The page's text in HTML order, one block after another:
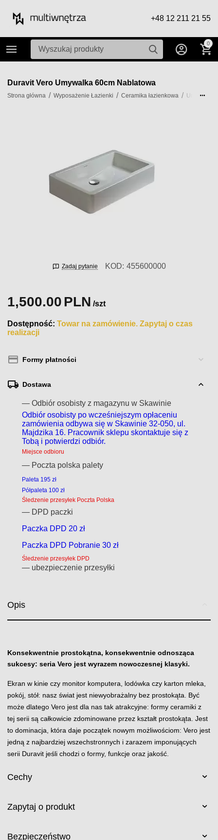
+48 12 211 21 55
0
Duravit Vero Umywalka 60cm Nablatowa
Strona główna / Wyposażenie Łazienki / Ceramika łazienkowa / Umywalki
Zadaj pytanie KOD: 455600000
1,500.00PLN /szt
Dostępność: Towar na zamówienie. Zapytaj o czas
realizacji
Formy płatności
Dostawa
— Odbiór osobisty z magazynu w Skawinie
Odbiór osobisty po wcześniejszym opłaceniu
zamówienia odbywa się w Skawinie 32-050, ul.
Majdzika 16. Pracownik sklepu skontaktuje się z
Tobą i potwierdzi odbiór.
Miejsce odbioru
— Poczta polska palety
Paleta 195 zł
Półpaleta 100 zł
Śledzenie przesyłek Poczta Polska
— DPD paczki
Paczka DPD 20 zł
Paczka DPD Pobranie 30 zł
Śledzenie przesyłek DPD
— ubezpieczenie przesyłki
Opis
Konsekwentnie prostokątna, konsekwentnie odnosząca
sukcesy: seria Vero jest wyrazem nowoczesnej klasyki.
Ekran w kinie czy monitor komputera, lodówka czy karton mleka,
pokój, stół: nasz świat jest niewyobrażalny bez prostokąta. Być
może dlatego Vero jest dla nas tak atrakcyjne: formy ceramiki z
tej serii są całkowicie zdominowane przez kształt prostokąta. Jest
to dominacja, która daje początek nowym możliwościom: Vero jest
jedną z najbardziej wszechstronnych i zarazem imponujących
serii Duravit jeśli chodzi o formy, funkcje oraz jakość.
Cechy
Zapytaj o produkt
Bezpieczeństwo